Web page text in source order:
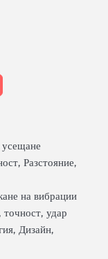
усещане
Разстояние,
на вибрации
точност, удар
Дизайн,